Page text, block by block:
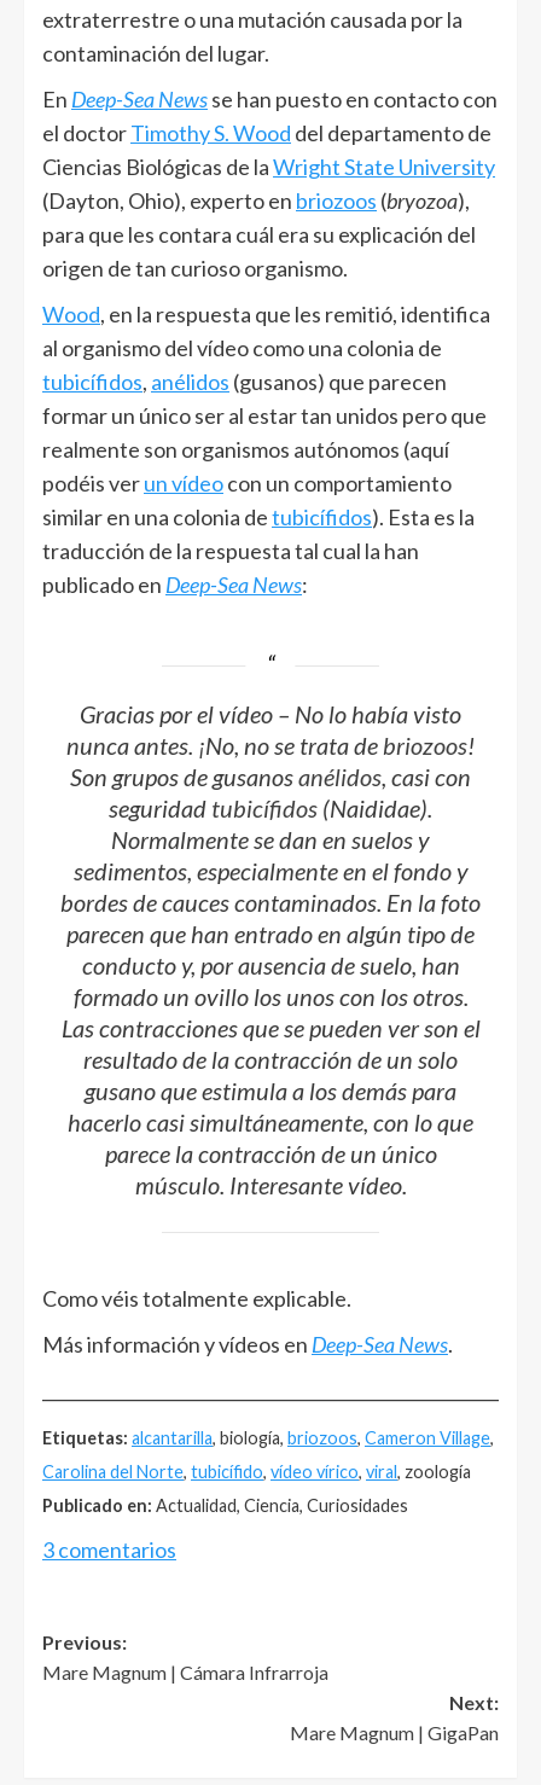
extraterrestre o una mutación causada por la
contaminación del lugar.
En Deep-Sea Newsse han puesto en contacto con
el doctorTimothy S. Wood del departamento de
Ciencias Biológicas de laWright State University
(Dayton, Ohio), experto en briozoos (bryozoa),
para que les contara cuál era su explicación del
origen de tan curioso organismo.
Wood, en la respuesta que les remitió, identifica
al organismo del vídeo como una colonia de
tubicífidos, anélidos (gusanos) que parecen
formar un único ser al estar tan unidos pero que
realmente son organismos autónomos (aquí
podéis verun vídeocon un comportamiento
similar en una colonia detubicífidos). Esta es la
traducción de la respuesta tal cual la han
publicado en Deep-Sea News:
Gracias por el vídeo – No lo había visto
nunca antes. ¡No, no se trata de briozoos!
Son grupos de gusanosanélidos, casi con
seguridad tubicífidos (Naididae).
Normalmente se dan en suelos y
sedimentos, especialmente en el fondo y
bordes de cauces contaminados. En la foto
parecen que han entrado en algún tipo de
conducto y, por ausencia de suelo, han
formado un ovillo los unos con los otros.
Las contracciones que se pueden ver son el
resultado de la contracción de un solo
gusano que estimula a los demás para
hacerlo casi simultáneamente, con lo que
parece la contracción de un único
músculo. Interesante vídeo.
Como véis totalmente explicable.
Más información y vídeos en Deep-Sea News.
Etiquetas: alcantarilla, biología, briozoos, Cameron Village,
Carolina del Norte, tubicífido, vídeo vírico, viral, zoología
Publicado en: Actualidad, Ciencia, Curiosidades
3 comentarios
Post
navigation
Previous:
Mare Magnum | Cámara Infrarroja
Next:
Mare Magnum | GigaPan